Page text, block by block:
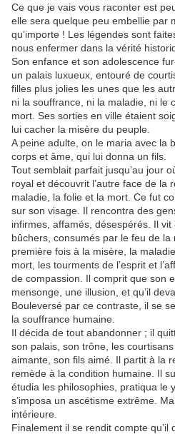
Ce que je vais vous raconter est
elle sera quelque peu embellie par
qu’importe ! Les légendes sont
nous enfermer dans la vérité
Son enfance et son adolescence
un palais luxueux, entouré de
filles plus jolies les unes que les
ni la souffrance, ni la maladie, ni le
mort. Ses sorties en ville étaient
lui cacher la misère du peuple.
A peine adulte, on le maria avec la
corps et âme, qui lui donna un fils.
Tout semblait parfait jusqu’au jour
royal et découvrit l’autre face de la
maladie, la folie et la mort. Ce fut
sur son visage. Il rencontra des
infirmes, affamés, désespérés. Il
bûchers, consumés par le feu de
première fois à la misère, la
mort, les tourments de l’esprit et
de compassion. Il comprit que son
mensonge, une illusion, et qu’il
Bouleversé par ce contraste, il se
la souffrance humaine.
Il décida de tout abandonner ; il
son palais, son trône, les
aimante, son fils aimé. Il partit à la
remède à la condition humaine. Il
étudia les philosophies, pratiqua le
s’imposa un ascétisme extrême.
intérieure.
Finalement il se rendit compte